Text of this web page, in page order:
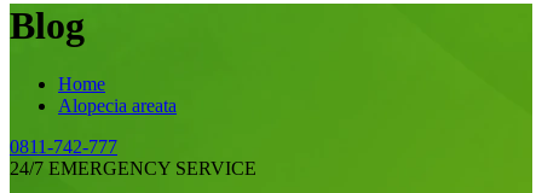
Blog
Home
Alopecia areata
0811-742-777
24/7 EMERGENCY SERVICE